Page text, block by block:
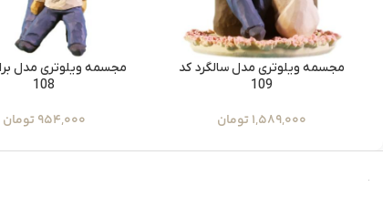
مجسمه ویلوتری مدل سالگرد کد
109
1,589,000تومان
مجسمه ویلوتری مدل
108
954,000تومان